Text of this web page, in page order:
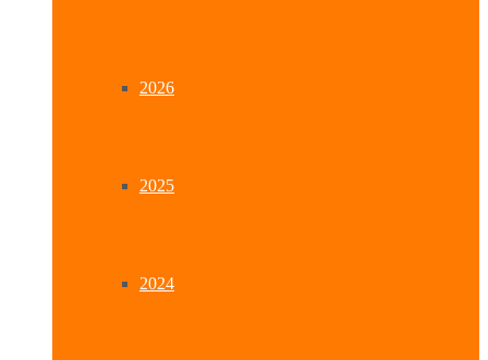
2026
2025
2024